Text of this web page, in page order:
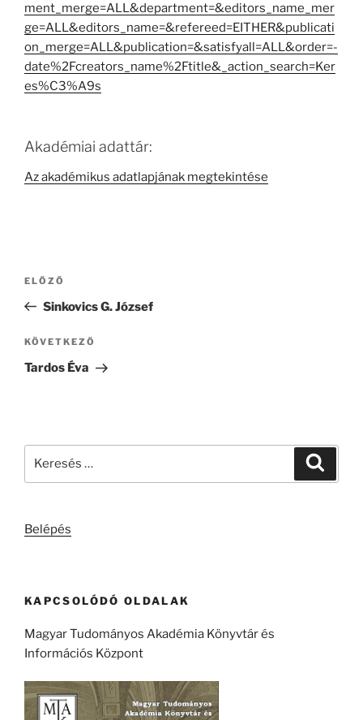
ment_merge=ALL&department=&editors_name_mer
ge=ALL&editors_name=&refereed=EITHER&publicati
on_merge=ALL&publication=&satisfyall=ALL&order=-
date%2Fcreators_name%2Ftitle&_action_search=Ker
es%C3%A9s
Akadémiai adattár:
Az akadémikus adatlapjának megtekintése
Bejegyzés
Korábbi
bejegyzés
ELŐZŐ
Sinkovics G. József
Következő
bejegyzés
KÖVETKEZŐ
Tardos Éva
Belépés
KAPCSOLÓDÓ OLDALAK
Magyar Tudományos Akadémia Könyvtár és
Információs Központ